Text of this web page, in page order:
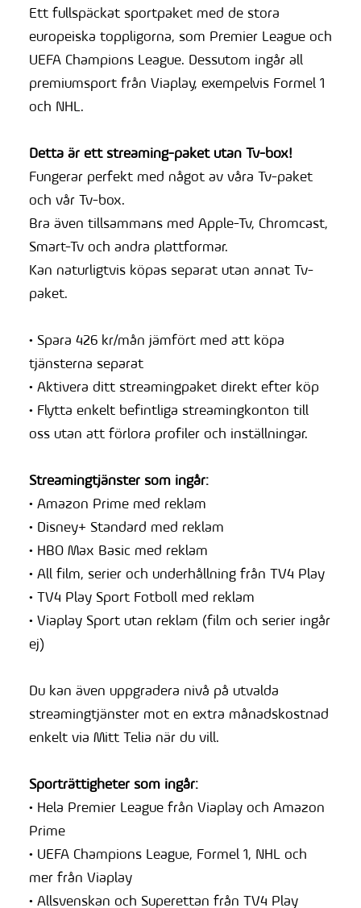
Ett fullspäckat sportpaket med de stora
europeiska toppligorna, som Premier League och
UEFA Champions League. Dessutom ingår all
premiumsport från Viaplay, exempelvis Formel 1
och NHL.
Detta är ett streaming-paket utan Tv-box!
Fungerar perfekt med något av våra Tv-paket
och vår Tv-box.
Bra även tillsammans med Apple-Tv, Chromcast,
Smart-Tv och andra plattformar.
Kan naturligtvis köpas separat utan annat Tv-
paket.
• Spara 426 kr/mån jämfört med att köpa
tjänsterna separat
• Aktivera ditt streamingpaket direkt efter köp
• Flytta enkelt befintliga streamingkonton till
oss utan att förlora profiler och inställningar.
Streamingtjänster som ingår:
• Amazon Prime med reklam
• Disney+ Standard med reklam
• HBO Max Basic med reklam
• All film, serier och underhållning från TV4 Play
• TV4 Play Sport Fotboll med reklam
• Viaplay Sport utan reklam (film och serier ingår
ej)
Du kan även uppgradera nivå på utvalda
streamingtjänster mot en extra månadskostnad
enkelt via Mitt Telia när du vill.
Sporträttigheter som ingår:
• Hela Premier League från Viaplay och Amazon
Prime
• UEFA Champions League, Formel 1, NHL och
mer från Viaplay
• Allsvenskan och Superettan från TV4 Play